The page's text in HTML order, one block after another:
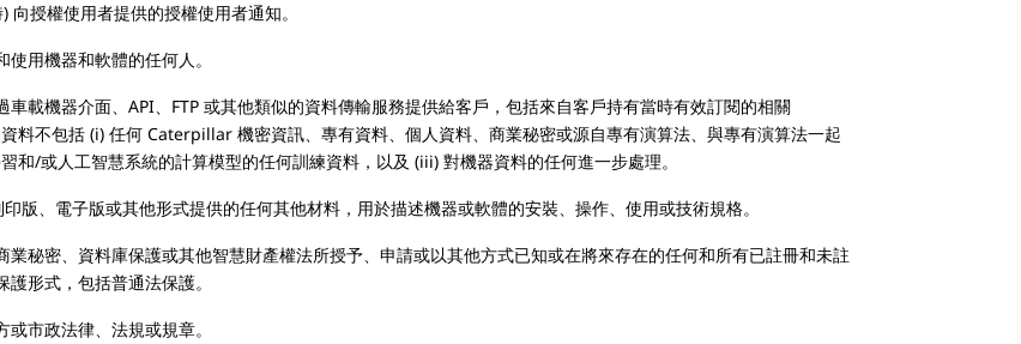
向授權使用者提供的授權使用者通知。
用機器和軟體的任何人。
載機器介面、API、FTP 或其他類似的資料傳輸服務提供給客戶，包括來自客戶持有當時有效訂閱的相關
不包括 (i) 任何 Caterpillar 機密資訊、專有資料、個人資料、商業秘密或源自專有演算法、與專有演算法一起
和/或人工智慧系統的計算模型的任何訓練資料，以及 (iii) 對機器資料的任何進一步處理。
、電子版或其他形式提供的任何其他材料，用於描述機器或軟體的安裝、操作、使用或技術規格。
業秘密、資料庫保護或其他智慧財產權法所授予、申請或以其他方式已知或在將來存在的任何和所有已註冊和未註
形式，包括普通法保護。
市政法律、法規或規章。